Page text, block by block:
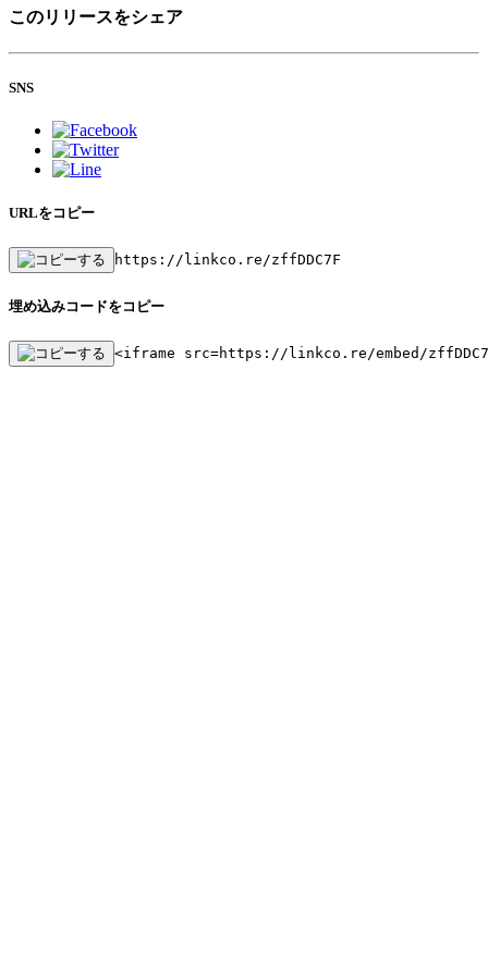
このリリースをシェア
SNS
URLをコピー
https://linkco.re/zffDDC7F
埋め込みコードをコピー
<iframe src=https://linkco.re/embed/